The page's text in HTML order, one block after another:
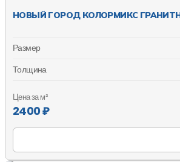
НОВЫЙ ГОРОД КОЛОРМИКС
Размер
Толщина
Цена за м²
2400 ₽